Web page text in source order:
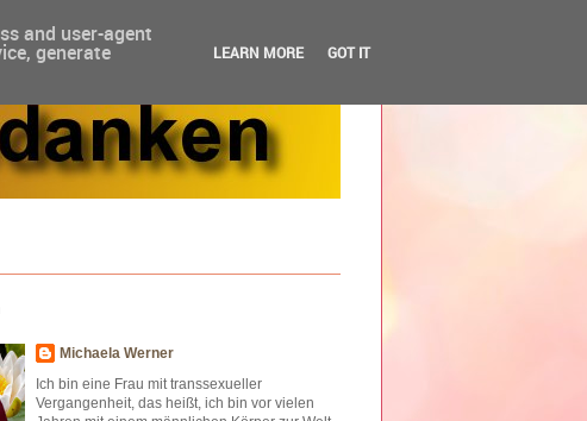
Michaela Werner
Ich bin eine Frau mit transsexueller
Vergangenheit, das heißt, ich bin vor vielen
and user-agent
generate LEARN MORE GOT IT